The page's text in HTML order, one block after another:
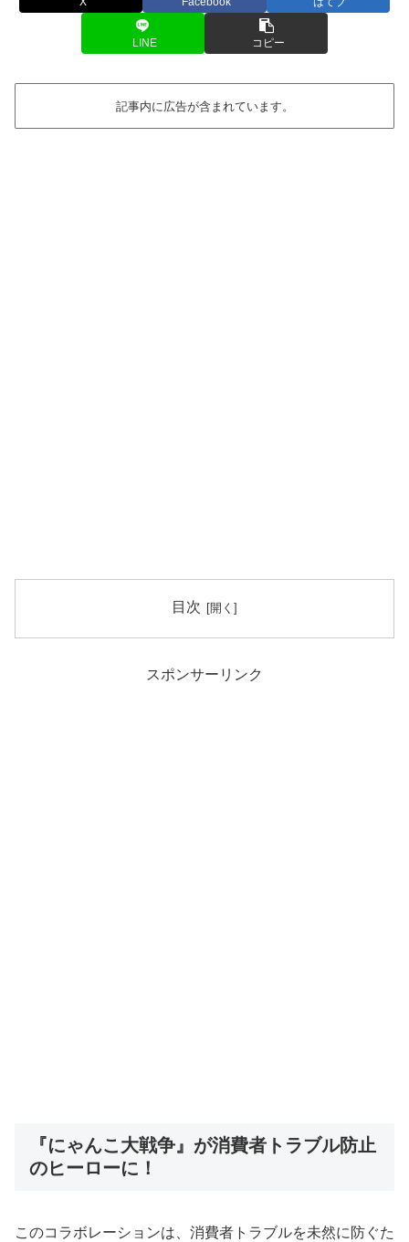
LINE コピー
記事内に広告が含まれています。
目次
スポンサーリンク
『にゃんこ大戦争』が消費者トラブル防止
のヒーローに！
このコラボレーションは、消費者トラブルを未然に防ぐた